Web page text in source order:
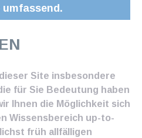
Site insbesondere
für Sie Bedeutung haben
Ihnen die Möglichkeit sich
Wissensbereich up-to-
früh allfälligen